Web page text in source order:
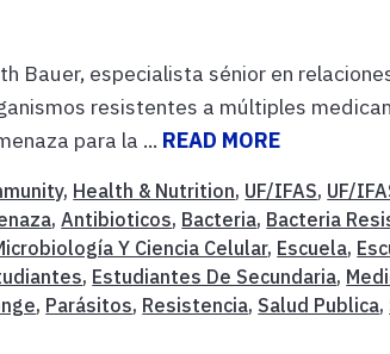
Bauer, especialista sénior en
resistentes a múltiples
para la ... READ MORE
, Health & Nutrition, UF/IFAS, UF/
,Antibioticos, Bacteria, Bacteria
Y Ciencia Celular, Escuela,
, Estudiantes De Secundaria,
, Parásitos, Resistencia, Salud Publica,